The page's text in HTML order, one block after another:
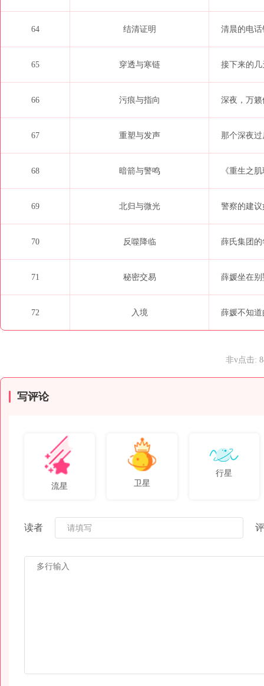
64 结清证明 清晨的电
65 穿透与寒链 接下来的
66 污痕与指向 深夜，万
67 重塑与发声 那个深夜
68 暗箭与警鸣 《重生之
69 北归与微光 警察的建
70 反噬降临 薛氏集团
71 秘密交易 薛媛坐在
72 入境 薛媛不知道
非v点击:
写评论
流星 卫星
行星
读者